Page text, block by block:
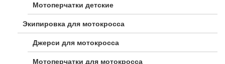
Мотоперчатки детские
Экипировка для мотокросса
Джерси для мотокросса
Мотоперчатки для мотокросса